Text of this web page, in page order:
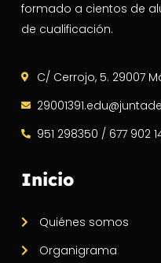
formado a cientos de
de cualificación.
C/ Cerrojo, 5. 29007
951 298350 / 677 902
Inicio
Quiénes somos
Organigrama